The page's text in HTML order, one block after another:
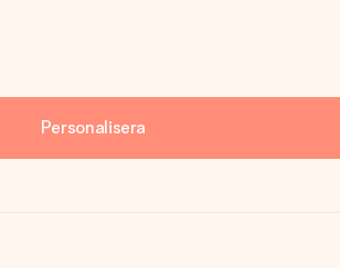
Personalisera